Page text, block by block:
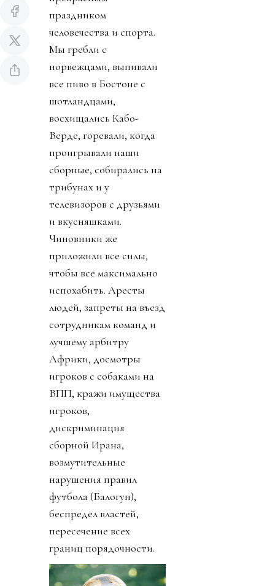
праздником
человечества и спорта.
Мы гребли с
норвежцами, выпивали
все пиво в Бостоне с
шотландцами,
восхищались Кабо-
Верде, горевали, когда
проигрывали наши
сборные, собирались на
трибунах и у
телевизоров с друзьями
и вкусняшками.
Чиновники же
приложили все силы,
чтобы все максимально
испохабить. Аресты
людей, запреты на въезд
сотрудникам команд и
лучшему арбитру
Африки, досмотры
игроков с собаками на
ВПП, кражи имущества
игроков,
дискриминация
сборной Ирана,
возмутительные
нарушения правил
футбола (Балогун),
беспредел властей,
пересечение всех
границ порядочности.